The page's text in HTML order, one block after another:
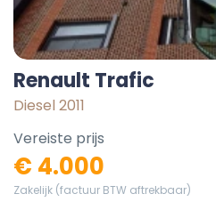
Renault Trafic
Diesel 2011
Vereiste prijs
€ 4.000
Zakelijk (factuur BTW aftrekbaar)